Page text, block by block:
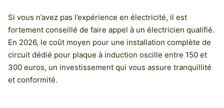
Si vous n’avez pas l’expérience en électricité, il est
fortement conseillé de faire appel à un électricien qualifié.
En 2026, le coût moyen pour une installation complète de
circuit dédié pour plaque à induction oscille entre 150 et
300 euros, un investissement qui vous assure tranquillité
et conformité.